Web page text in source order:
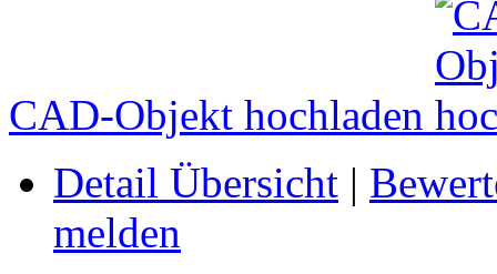
CAD-Objekt hochladen
Detail Übersicht |
melden